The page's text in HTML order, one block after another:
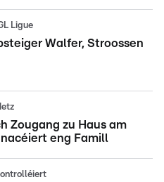
Ligue
Walfer, Stroossen
Zougang zu Haus am
eng Famill